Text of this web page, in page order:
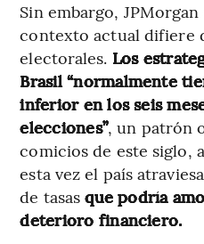
Sin embargo,
contexto actual difiere
electorales. Los
Brasil “normalmente
inferior en los seis
elecciones”, un patrón
comicios de este siglo,
esta vez el país
de tasasque podría
deterioro financiero.